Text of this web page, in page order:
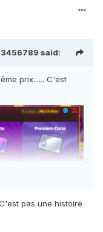
said:
prix...... C'est
pas une histoire